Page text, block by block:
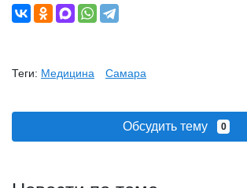
Теги: Медицина Самара
Обсудить тему 0